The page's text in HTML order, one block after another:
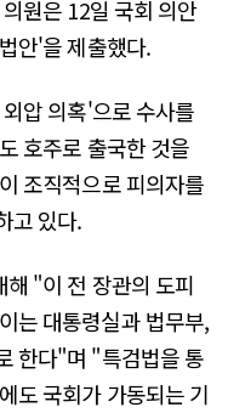
원은 12일 국회 의안
안'을 제출했다.
압 의혹'으로 수사를
호주로 출국한 것을
조직적으로 피의자를
고 있다.
해 "이 전 장관의 도피
는 대통령실과 법무부,
한다"며 "특검법을 통
도 국회가 가동되는 기